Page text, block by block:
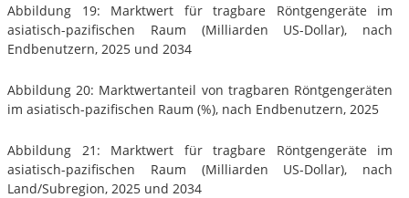
Abbildung 19: Marktwert für tragbare Röntgengeräte im
asiatisch-pazifischen Raum (Milliarden US-Dollar), nach
Endbenutzern, 2025 und 2034
Abbildung 20: Marktwertanteil von tragbaren Röntgengeräten
im asiatisch-pazifischen Raum (%), nach Endbenutzern, 2025
Abbildung 21: Marktwert für tragbare Röntgengeräte im
asiatisch-pazifischen Raum (Milliarden US-Dollar), nach
Land/Subregion, 2025 und 2034